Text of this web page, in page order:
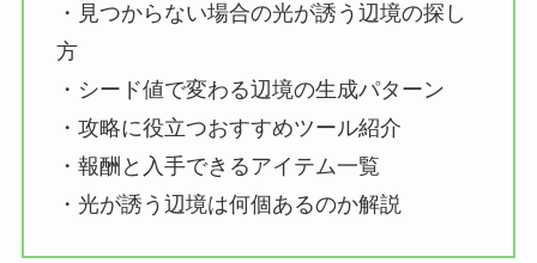
・見つからない場合の光が誘う辺境の探し
方
・シード値で変わる辺境の生成パターン
・攻略に役立つおすすめツール紹介
・報酬と入手できるアイテム一覧
・光が誘う辺境は何個あるのか解説